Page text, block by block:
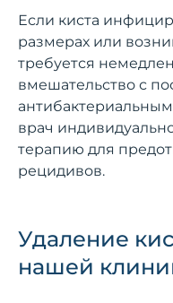
Если киста
размерах или
требуется
вмешательство с
врач
терапию для
рецидивов.
Удаление
нашей